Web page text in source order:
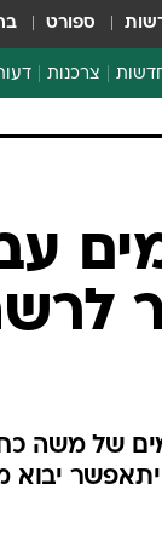
ספורט
צרכנות
צרכנות פיננסית
של משה
יתאפשר יבוא